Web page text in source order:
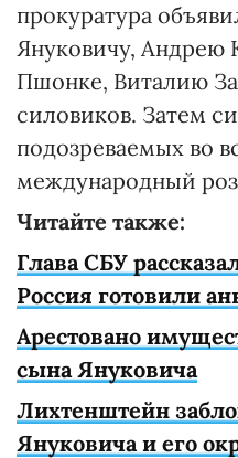
прокуратура
Януковичу, Андрею
Пшонке, Виталию
силовиков. Затем
подозреваемых во
международный
Читайте также:
Глава СБУ
Россия готовили
Арестовано
сына Януковича
Лихтенштейн
Януковича и его